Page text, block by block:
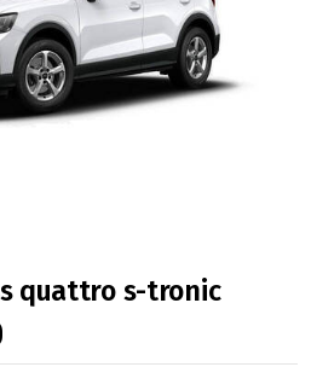
quattro s-tronic